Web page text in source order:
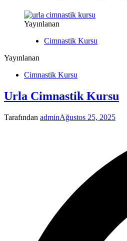
Yayınlanan
Cimnastik Kursu
Yayınlanan
Cimnastik Kursu
Urla Cimnastik Kursu
Tarafından adminAğustos 25, 2025